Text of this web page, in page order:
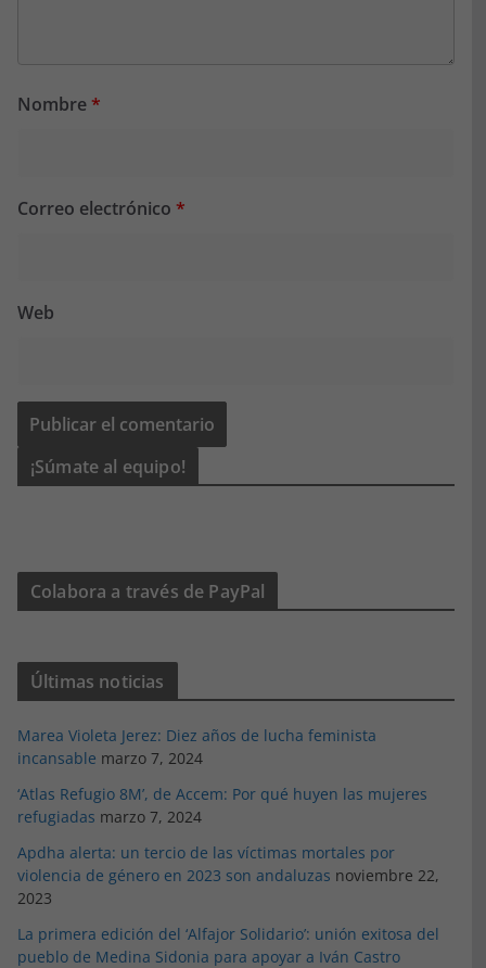
Nombre*
Correo electrónico *
Web
¡Súmate al equipo!
Colabora a través de PayPal
Últimas noticias
Marea Violeta Jerez: Diez años de lucha feminista
incansable marzo 7, 2024
‘Atlas Refugio 8M’, de Accem: Por qué huyen las mujeres
refugiadas marzo 7, 2024
Apdha alerta: un tercio de las víctimas mortales por
violencia de género en 2023 son andaluzas noviembre 22,
2023
La primera edición del ‘Alfajor Solidario’: unión exitosa del
pueblo de Medina Sidonia para apoyar a Iván Castro